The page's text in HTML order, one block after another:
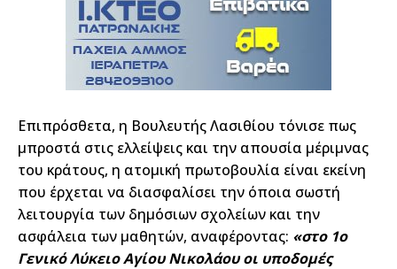
Επιπρόσθετα, η Βουλευτής Λασιθίου τόνισε πως
μπροστά στις ελλείψεις και την απουσία μέριμνας
του κράτους, η ατομική πρωτοβουλία είναι εκείνη
που έρχεται να διασφαλίσει την όποια σωστή
λειτουργία των δημόσιων σχολείων και την
ασφάλεια των μαθητών, αναφέροντας: «στο 1ο
Γενικό Λύκειο Αγίου Νικολάου οι υποδομές